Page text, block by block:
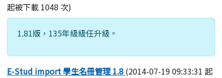
起被下載 1048 次)
1.81版，135年級級任升級。
E-Stud import 學生名冊管理 1.8 (2014-07-19 09:33:31 起